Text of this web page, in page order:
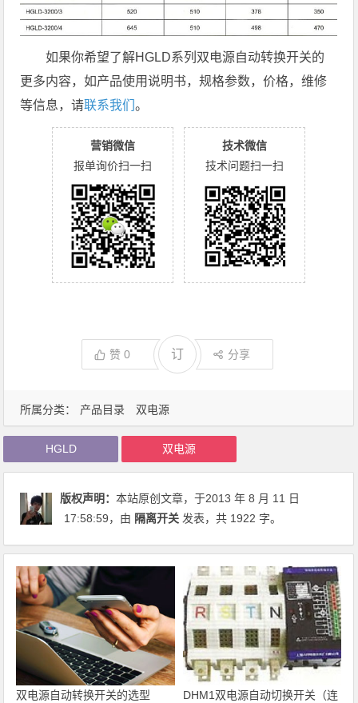
所属分类： 产品目录 双电源
如果你希望了解HGLD系列双电源自动转换开关的
更多内容，如产品使用说明书，规格参数，价格，维修
等信息，请联系我们。
营销微信
报单询价扫一扫
技术微信
技术问题扫一扫
赞0 订 分享
HGLD 双电源
版权声明：本站原创文章，于2013 年 8 月 11 日
17:58:59，由 隔离开关 发表，共 1922 字。
双电源自动转换开关的选型
DHM1双电源自动切换开关（连